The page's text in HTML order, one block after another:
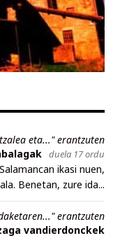
eta..." erantzuten
duela 17 ordu
ikasi nuen,
Benetan, zure ida...
erantzuten
vandierdonckek